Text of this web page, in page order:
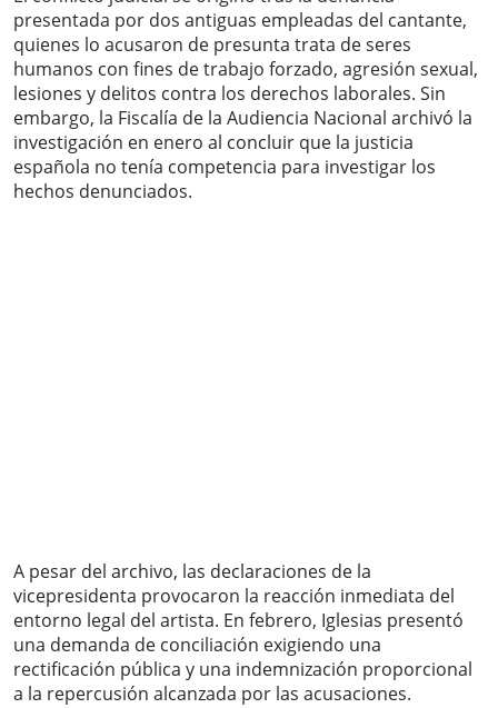
presentada por dos antiguas empleadas del cantante,
quienes lo acusaron de presunta trata de seres
humanos con fines de trabajo forzado, agresión sexual,
lesiones y delitos contra los derechos laborales. Sin
embargo, la Fiscalía de la Audiencia Nacional archivó la
investigación en enero al concluir que la justicia
española no tenía competencia para investigar los
hechos denunciados.
A pesar del archivo, las declaraciones de la
vicepresidenta provocaron la reacción inmediata del
entorno legal del artista. En febrero, Iglesias presentó
una demanda de conciliación exigiendo una
rectificación pública y una indemnización proporcional
a la repercusión alcanzada por las acusaciones.